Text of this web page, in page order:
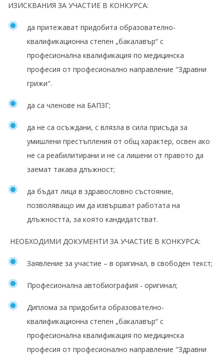
ИЗИСКВАНИЯ ЗА УЧАСТИЕ В КОНКУРСА:
да притежават придобита образователно-
квалификационна степен „бакалавър“ с
професионална квалификация по медицинска
професия от професионално направление "Здравни
грижи".
да са членове на БАПЗГ;
да не са осъждани, с влязла в сила присъда за
умишлени престъпления от общ характер, освен ако
не са реабилитирани и не са лишени от правото да
заемат такава длъжност;
да бъдат лица в здравословно състояние,
позволяващо им да извършват работата на
длъжността, за която кандидатстват.
НЕОБХОДИМИ ДОКУМЕНТИ ЗА УЧАСТИЕ В КОНКУРСА:
Заявление за участие – в оригинал, в свободен текст;
Професионална автобиография - оригинал;
Диплома за придобита образователно-
квалификационна степен „бакалавър“ с
професионална квалификация по медицинска
професия от професионално направление "Здравни